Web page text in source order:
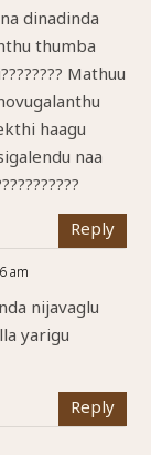
dinadinda
thumba
Mathuu
haagu
naa
Reply
am
nijavaglu
yarigu
Reply